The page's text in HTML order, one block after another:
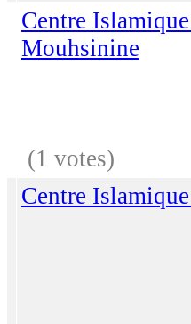
Centre
Mouhsinine
(1 votes)
Centre